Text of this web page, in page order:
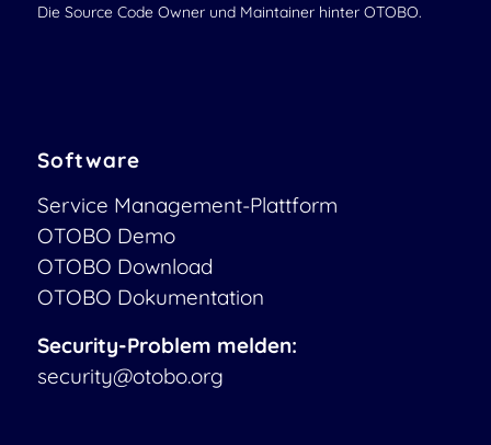
Die Source Code Owner und Maintainer hinter OTOBO.
Software
Service Management-Plattform
OTOBO Demo
OTOBO Download
OTOBO Dokumentation
Security-Problem melden:
security@otobo.org